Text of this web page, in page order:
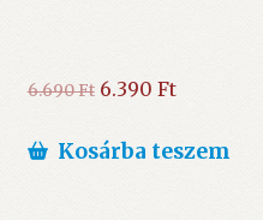
6.690Ft Original
was:
6.390 FtCurrent
is:
Kosárba teszem